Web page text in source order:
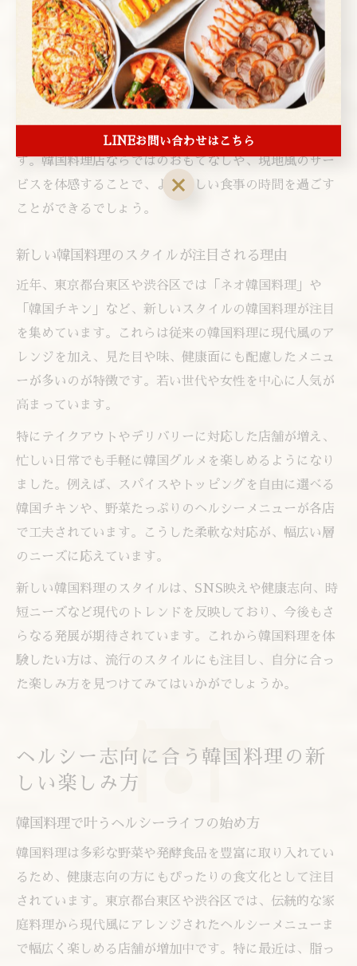
き方や食べ方を丁寧に教えてくれるので、初心者でも安
心して本格的な韓国料理を体験できます。食事の合間に
サービスされる小皿料理や、韓国伝統のドリンクも人気
です。
最近では、誕生日や記念日に合わせたサプライズ演出
や、SNS映えする盛り付け・サービスも充実していま
す。韓国料理店ならではのおもてなしや、現地風のサー
ビスを体感することで、より楽しい食事の時間を過ごす
ことができるでしょう。
新しい韓国料理のスタイルが注目される理由
近年、東京都台東区や渋谷区では「ネオ韓国料理」や
「韓国チキン」など、新しいスタイルの韓国料理が注目
を集めています。これらは従来の韓国料理に現代風のア
レンジを加え、見た目や味、健康面にも配慮したメニュ
ーが多いのが特徴です。若い世代や女性を中心に人気が
高まっています。
特にテイクアウトやデリバリーに対応した店舗が増え、
忙しい日常でも手軽に韓国グルメを楽しめるようになり
ました。例えば、スパイスやトッピングを自由に選べる
韓国チキンや、野菜たっぷりのヘルシーメニューが各店
で工夫されています。こうした柔軟な対応が、幅広い層
のニーズに応えています。
新しい韓国料理のスタイルは、SNS映えや健康志向、時
短ニーズなど現代のトレンドを反映しており、今後もさ
らなる発展が期待されています。これから韓国料理を体
験したい方は、流行のスタイルにも注目し、自分に合っ
た楽しみ方を見つけてみてはいかがでしょうか。
ヘルシー志向に合う韓国料理の新
しい楽しみ方
韓国料理で叶うヘルシーライフの始め方
韓国料理は多彩な野菜や発酵食品を豊富に取り入れてい
るため、健康志向の方にもぴったりの食文化として注目
されています。東京都台東区や渋谷区では、伝統的な家
庭料理から現代風にアレンジされたヘルシーメニューま
で幅広く楽しめる店舗が増加中です。特に最近は、脂っ
LINEお問い合わせはこちら